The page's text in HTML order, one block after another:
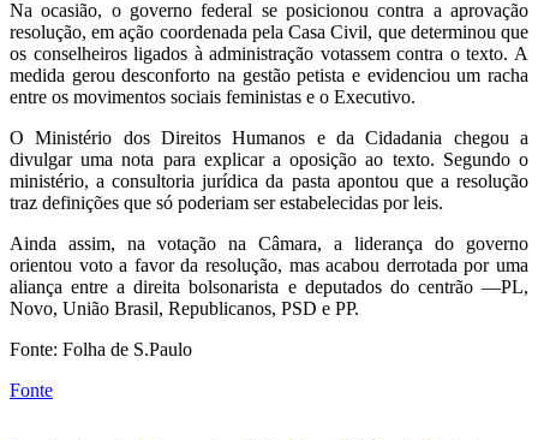
Na ocasião, o governo federal se posicionou contra a aprovação
resolução, em ação coordenada pela Casa Civil, que determinou que
os conselheiros ligados à administração votassem contra o texto. A
medida gerou desconforto na gestão petista e evidenciou um racha
entre os movimentos sociais feministas e o Executivo.
O Ministério dos Direitos Humanos e da Cidadania chegou a
divulgar uma nota para explicar a oposição ao texto. Segundo o
ministério, a consultoria jurídica da pasta apontou que a resolução
traz definições que só poderiam ser estabelecidas por leis.
Ainda assim, na votação na Câmara, a liderança do governo
orientou voto a favor da resolução, mas acabou derrotada por uma
aliança entre a direita bolsonarista e deputados do centrão —PL,
Novo, União Brasil, Republicanos, PSD e PP.
Fonte: Folha de S.Paulo
Fonte